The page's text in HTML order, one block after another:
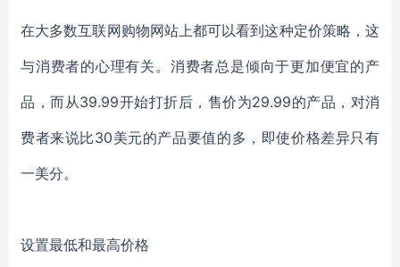
在大多数互联网购物网站上都可以看到这种定价策略，这
与消费者的心理有关。消费者总是倾向于更加便宜的产
品，而从39.99开始打折后，售价为29.99的产品，对消
费者来说比30美元的产品要值的多，即使价格差异只有
一美分。
设置最低和最高价格